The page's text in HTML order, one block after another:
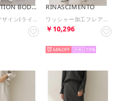
PROPORTION BODY DRESSING RINASCIMENTO
￥10,296
64% 10